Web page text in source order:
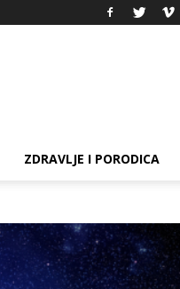
ZDRAVLJE I PORODICA